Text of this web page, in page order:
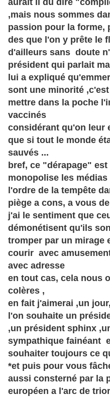
aurait il du dire
,mais nous sommes
passion pour la forme,
des que l'on y prête le
d'ailleurs sans doute n'
président qui parlait
lui a expliqué
sont une minorité
mettre dans la poche
vaccinés
considérant qu'on leur
que si tout le monde
sauvés ...
bref, ce "dérapage" est
monopolise les médias
l'ordre de la tempête
piège a cons, a vous
j'ai le sentiment que
démonétisent qu'ils
tromper par un mirage
courir avec
avec adresse
en tout cas, cela nous
colères ,
en fait j'aimerai ,un
l'on souhaite un
,un président sphinx
sympathique fainéant
souhaiter toujours ce
*et puis pour vous
aussi consterné par la
européen a l'arc de